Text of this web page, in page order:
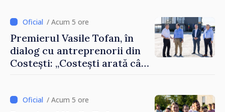
/ Acum 5 ore
Premierul Vasile Tofan, în
dialog cu antreprenorii din
Costești: „Costești arată cât
există inițiativă, muncă și
/ Acum 5 ore